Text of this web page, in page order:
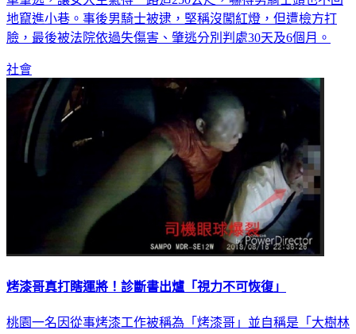
地竄進小巷。事後男騎士被逮，堅稱沒闖紅燈，但遭檢方打
臉，最後被法院依過失傷害、肇逃分別判處30天及6個月。
社會
烤漆哥真打瞎運將！診斷書出爐「視力不可恢復」
桃園一名因從事烤漆工作被稱為「烤漆哥」並自稱是「大樹林